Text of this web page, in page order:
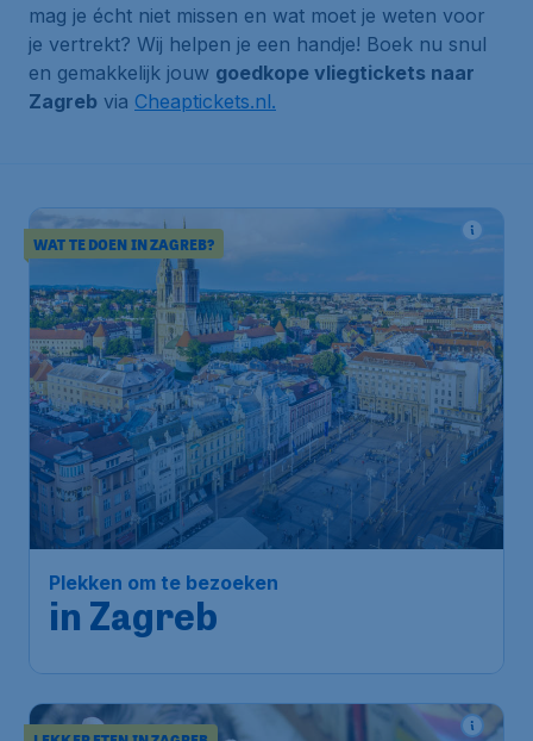
mag je écht niet missen en wat moet je weten voor
je vertrekt? Wij helpen je een handje! Boek nu snul
en gemakkelijk jouw goedkope vliegtickets naar
Zagreb via Cheaptickets.nl.
WAT TE DOEN IN ZAGREB?
Plekken om te bezoeken
in Zagreb